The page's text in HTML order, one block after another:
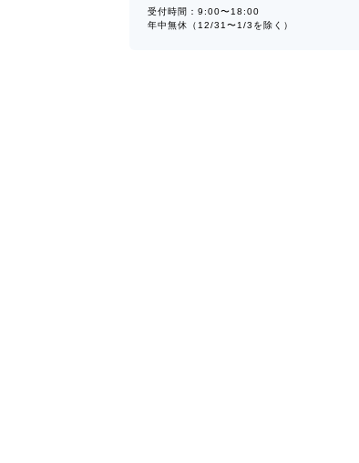
受付時間：9:00〜18:00
年中無休（12/31〜1/3を除く）